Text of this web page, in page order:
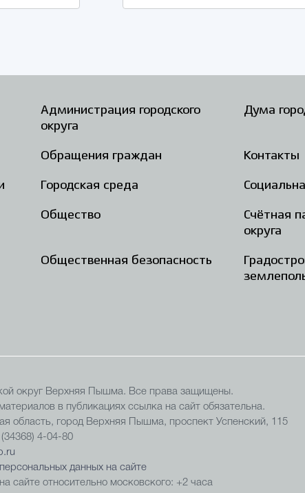
Администрация городского
округа
Дума
Обращения граждан Контакты
Городская среда
Общество
Счётная
округа
Общественная безопасность
округ Верхняя Пышма. Все права защищены.
в публикациях ссылка на сайт обязательна.
область, город Верхняя Пышма, проспект Успенский, 115
4-04-80
данных на сайте
сайте относительно московского: +2 часа